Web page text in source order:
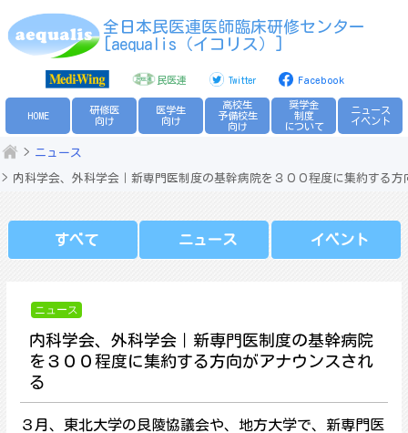
to
全日本民医連医師臨床研修センター
[aequalis（イコリス）]
民医連 Twitter Facebook
HOME
研修医
向け
医学生
向け
高校生
予備校生
向け
奨学金
制度
について
ニュース
イベント
ニュース
内科学会、外科学会｜新専門医制度の基幹病院を３００程度に集約する
すべて ニュース イベント
ニュース
内科学会、外科学会｜新専門医制度の基幹病院
を３００程度に集約する方向がアナウンスされ
る
３月、東北大学の艮陵協議会や、地方大学で、新専門医